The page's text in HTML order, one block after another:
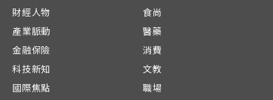
財經人物
產業脈動
金融保險
科技新知
國際焦點
食尚
醫藥
消費
文教
職場